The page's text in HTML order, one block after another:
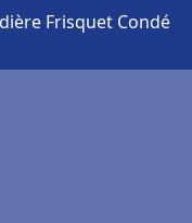
Frisquet Condé